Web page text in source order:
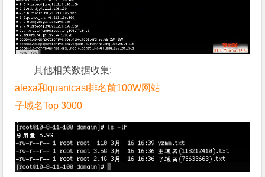
其他相关数据收集:
alexa和quantcast排名前100W网站
子域名Top 3000